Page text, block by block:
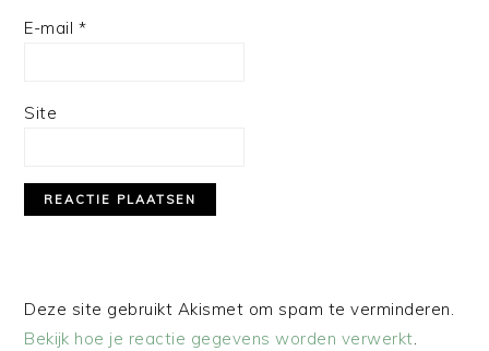
E-mail *
Site
Deze site gebruikt Akismet om spam te verminderen.
Bekijk hoe je reactie gegevens worden verwerkt.